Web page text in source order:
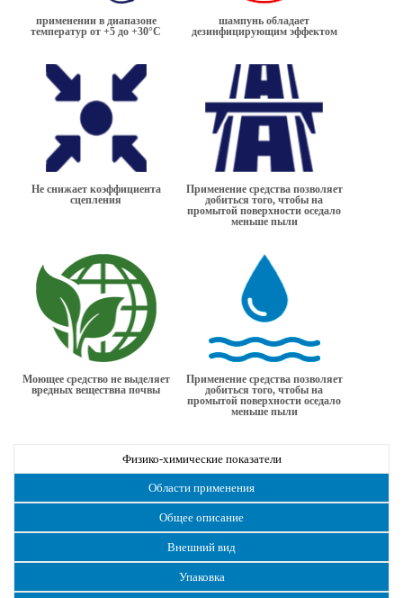
применении в диапазоне
температур от +5 до +30°С
шампунь обладает
дезинфицирующим эффектом
Не снижает коэффициента
сцепления
Применение средства позволяет
добиться того, чтобы на
промытой поверхности оседало
меньше пыли
Моющее средство не выделяет
вредных веществна почвы
Применение средства позволяет
добиться того, чтобы на
промытой поверхности оседало
меньше пыли
Физико-химические показатели
Области применения
Общее описание
Внешний вид
Упаковка